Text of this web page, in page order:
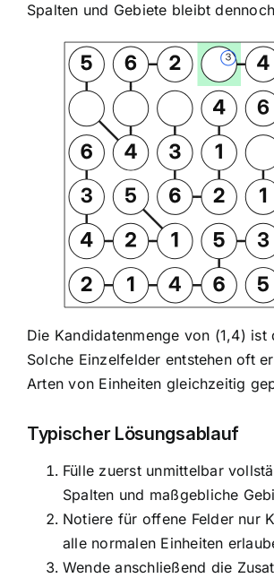
Spalten und Gebiete bleibt
Die Kandidatenmenge von (1,4) ist
Solche Einzelfelder entstehen oft
Arten von Einheiten gleichzeitig
Typischer Lösungsablauf
Fülle zuerst unmittelbar
Spalten und maßgebliche
Notiere für offene Felder nur
alle normalen Einheiten
Wende anschließend die